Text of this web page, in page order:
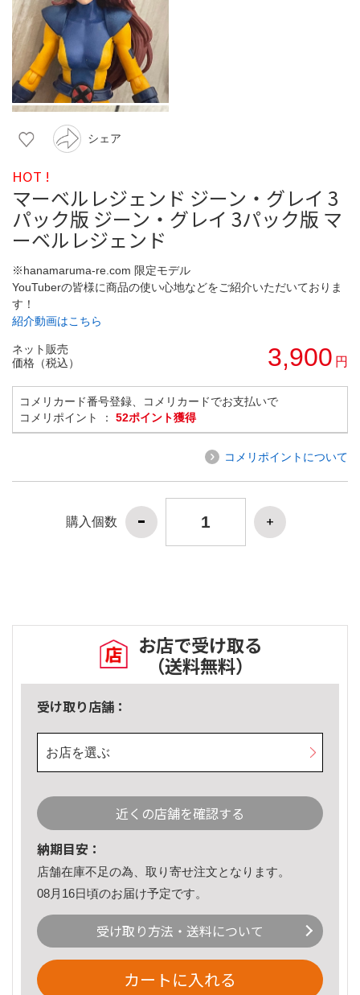
シェア
HOT !
マーベルレジェンド ジーン・グレイ 3
パック版 ジーン・グレイ 3パック版 マ
ーベルレジェンド
※hanamaruma-re.com 限定モデル
YouTuberの皆様に商品の使い心地などをご紹介いただいておりま
す！
紹介動画はこちら
ネット販売
価格（税込）
3,900 円
コメリカード番号登録、コメリカードでお支払いで
コメリポイント ： 52ポイント獲得
コメリポイントについて
購入個数
お店で受け取る
（送料無料）
受け取り店舗：
お店を選ぶ
近くの店舗を確認する
納期目安：
店舗在庫不足の為、取り寄せ注文となります。
08月16日頃のお届け予定です。
受け取り方法・送料について
カートに入れる